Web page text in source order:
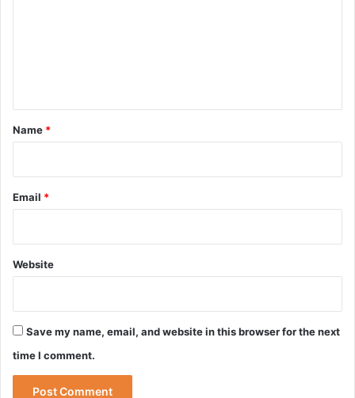
*
Name *
Email *
Website
Save my name, email, and website in this browser for the next
time I comment.